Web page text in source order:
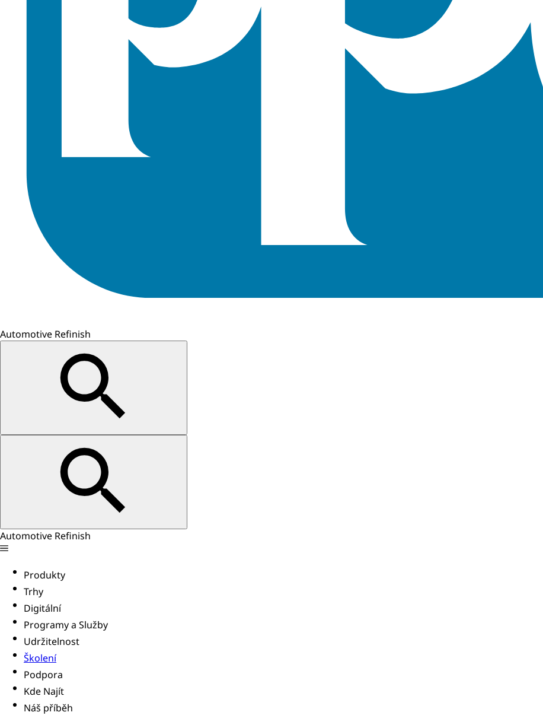
Automotive Refinish
Automotive Refinish
Produkty
Trhy
Digitální
Programy a Služby
Udržitelnost
Školení
Podpora
Kde Najít
Náš příběh